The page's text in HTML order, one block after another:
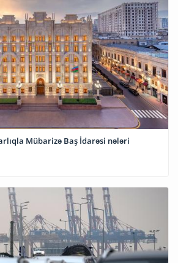
Mübarizə Baş İdarəsi nələri